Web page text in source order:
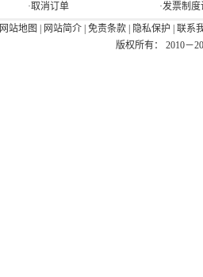
·取消订单
·发票制
网站地图
网站简介 免责条款 隐私保护
联系
版权所有： 2010－